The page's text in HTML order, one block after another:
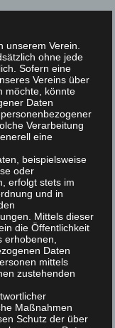
Verein.
ohne jede
Sofern eine
Vereins über
möchte, könnte
Daten
Verarbeitung
eine
beispielsweise
oder
erfolgt stets im
und in
Mittels dieser
die Öffentlichkeit
Daten
mittels
zustehenden
Maßnahmen
Schutz der über